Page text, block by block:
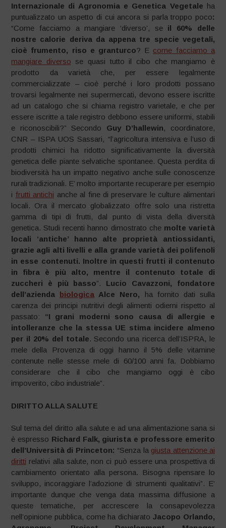
Internazionale di Agronomia e Genetica Vegetale ha
puntualizzato un aspetto di cui ancora si parla troppo poco:
“Come facciamo a mangiare ‘diverso’, se il 60% delle
nostre calorie deriva da appena tre specie vegetali,
cioè frumento, riso e granturco? E come facciamo a
mangiare diverso se quasi tutto il cibo che mangiamo è
prodotto da varietà che, per essere legalmente
commercializzate – cioè perché i loro prodotti possano
trovarsi legalmente nei supermercati, devono essere iscritte
ad un catalogo che si chiama registro varietale, e che per
essere iscritte a tale registro debbono essere uniformi, stabili
e riconoscibili?” Secondo Guy D’hallewin, coordinatore,
CNR – ISPA UOS Sassari, “l’agricoltura intensiva e l’uso di
prodotti chimici ha ridotto significativamente la diversità
genetica delle piante selvatiche spontanee. Questa perdita di
biodiversità ha un impatto negativo anche sulle conoscenze
rurali tradizionali. E’ molto importante recuperare per esempio
i frutti antichi anche al fine di preservare le culture alimentari
locali. Ora il mercato globalizzato offre solo una ristretta
gamma di tipi di frutti, dal punto di vista della diversità
genetica. Studi recenti hanno dimostrato che molte varietà
locali ‘antiche’ hanno alte proprietà antiossidanti,
grazie agli alti livelli e alla grande varietà dei polifenoli
in esse contenuti. Inoltre in questi frutti il contenuto
in fibra è più alto, mentre il contenuto totale di
zuccheri è più basso”. Lucio Cavazzoni, fondatore
dell’azienda biologica Alce Nero, ha fornito dati sulla
carenza dei principi nutritivi degli alimenti odierni rispetto al
passato: “I grani moderni sono causa di allergie e
intolleranze che la stessa UE stima incidere almeno
per il 20% del totale. Secondo una ricerca dell’ISPRA, le
mele della Provenza di oggi hanno il 5% delle vitamine
contenute nelle stesse mele di 60/100 anni fa. Dobbiamo
considerare che il cibo che mangiamo oggi è cibo
impoverito, cibo industriale”.
DIRITTO ALLA SALUTE
Sul tema del diritto alla salute e ad una alimentazione sana si
è espresso Richard Falk, giurista e professore emerito
dell’Università di Princeton: “Senza la giusta attenzione ai
diritti relativi alla salute, non ci può essere una prospettiva di
cambiamento orientato alla persona. Bisogna ripensare lo
sviluppo, incoraggiare l’adozione di strumenti qualitativi”. E’
importante dunque che venga data massima diffusione a
queste tematiche, per accrescere la consapevolezza
nell’opinione pubblica, come ha dichiaratoJacopo Orlando,